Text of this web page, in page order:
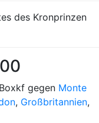
des Kronprinzen
gegen Monte
, Großbritannien,